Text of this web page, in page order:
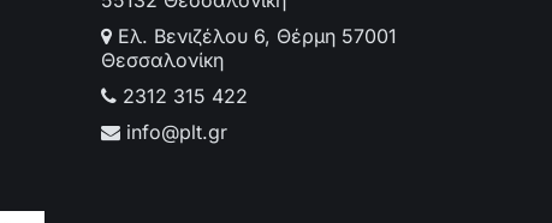
Ελ. Βενιζέλου 6, Θέρμη 57001
Θεσσαλονίκη
2312 315 422
info@plt.gr